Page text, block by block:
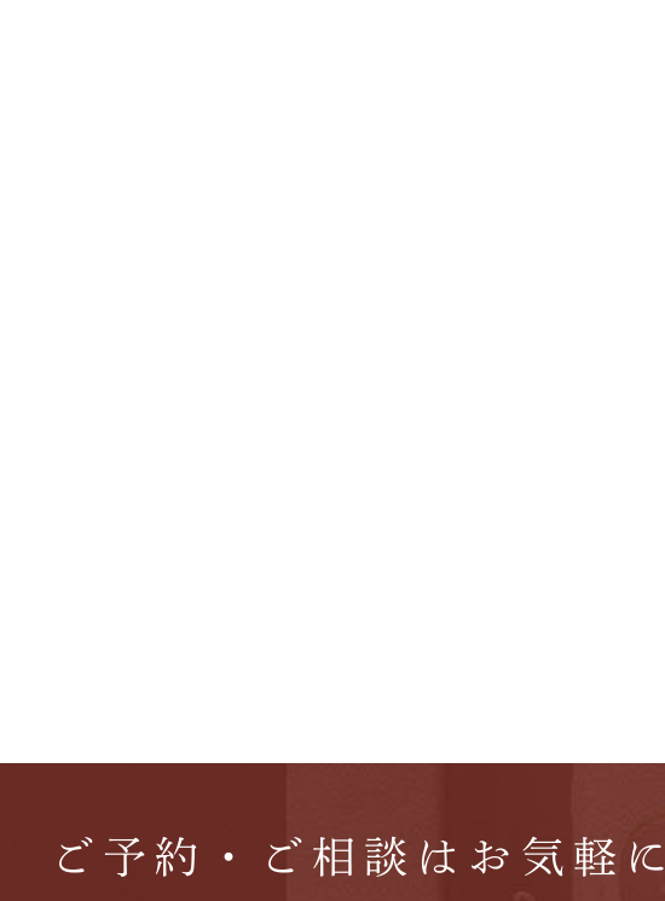
ご予約・ご相談はお気軽に